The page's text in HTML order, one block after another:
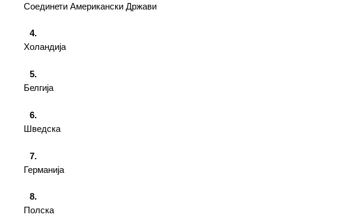
Соединети Американски Држави
Холандија
Белгија
Шведска
Германија
Полска